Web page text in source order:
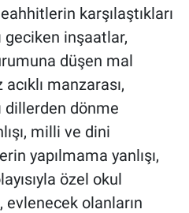
karşılaştıkları
geciken inşaatlar,
düşen mal
manzarası,
dillerden dönme
milli ve dini
yapılmama yanlışı,
özel okul
olanların